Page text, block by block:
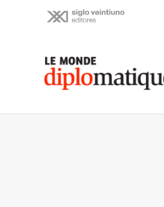
Le monde diplomatique